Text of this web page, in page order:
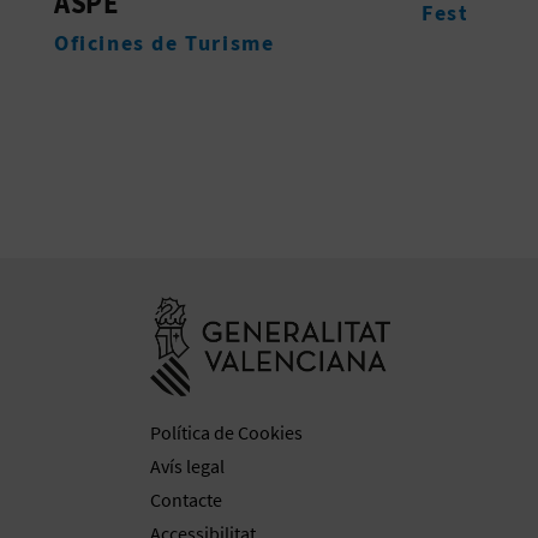
Festes
Política de Cookies
Avís legal
Contacte
Accessibilitat